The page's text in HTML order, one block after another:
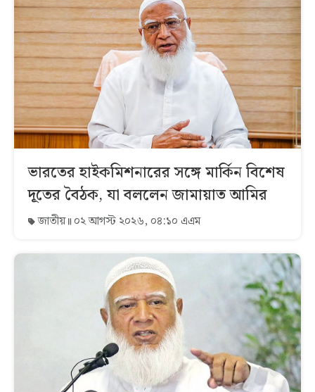
ভারতের হাইকমিশনারের সঙ্গে মার্কিন বিশেষ
দূতের বৈঠক, যা বললেন জামায়াত আমির
জাতীয় ০২ আগস্ট ২০২৬, ০৪:১০ এএম